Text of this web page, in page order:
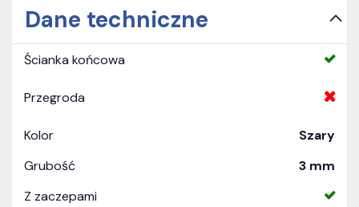
Dane techniczne
Ścianka końcowa
Przegroda
Kolor
Szary
Grubość
3 mm
Z zaczepami